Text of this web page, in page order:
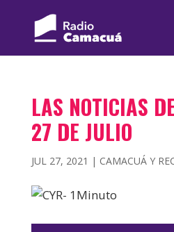
LAS NOTICIAS
27 DE JULIO
JUL 27, 2021 | CAMACUÁ Y